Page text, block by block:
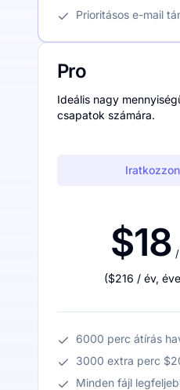
Prioritásos e-mail
Pro
Ideális nagy
csapatok számára.
$18
($216 / év,
6000 perc átírás
3000 extra perc
Minden fájl